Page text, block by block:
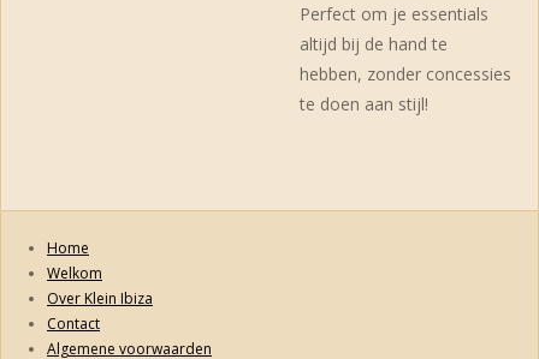
Perfect om je essentials
altijd bij de hand te
hebben, zonder concessies
te doen aan stijl!
Home
Welkom
Over Klein Ibiza
Contact
Algemene voorwaarden